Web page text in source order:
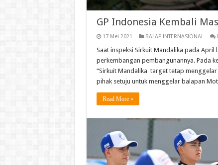
GP Indonesia Kembali
17 Mei 2021 BALAP INTERNASIONAL
Saat inspeksi Sirkuit Mandalika pada
perkembangan pembangunannya. Pada
“Sirkuit Mandalika target tetap
pihak setuju untuk menggelar balapan
Read More »